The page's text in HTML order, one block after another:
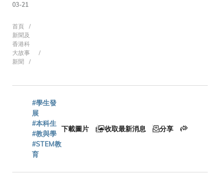
03-21
導
航
連
結
首頁
新聞及
香港科
大故事
新聞
#學生發
展
#本科生
#教與學
#STEM教
育
下載圖片 收取最新消息 分享